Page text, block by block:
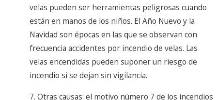
velas pueden ser herramientas peligrosas cuando
están en manos de los niños. El Año Nuevo y la
Navidad son épocas en las que se observan con
frecuencia accidentes por incendio de velas. Las
velas encendidas pueden suponer un riesgo de
incendio si se dejan sin vigilancia.
7. Otras causas: el motivo número 7 de los incendios